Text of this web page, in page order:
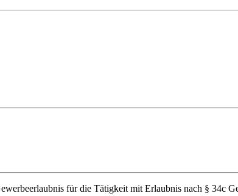
für die Tätigkeit mit Erlaubnis nach § 34c